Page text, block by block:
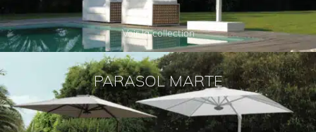
Voir la collection
PARASOL MARTE